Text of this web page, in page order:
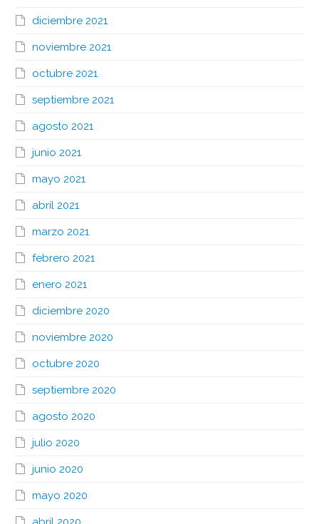
diciembre 2021
noviembre 2021
octubre 2021
septiembre 2021
agosto 2021
junio 2021
mayo 2021
abril 2021
marzo 2021
febrero 2021
enero 2021
diciembre 2020
noviembre 2020
octubre 2020
septiembre 2020
agosto 2020
julio 2020
junio 2020
mayo 2020